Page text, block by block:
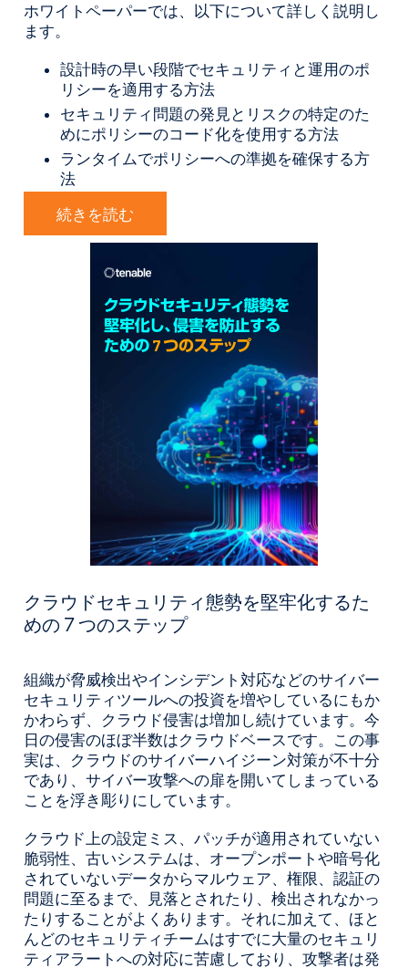
ホワイトペーパーでは、以下について詳しく説明し
ます。
設計時の早い段階でセキュリティと運用のポ
リシーを適用する方法
セキュリティ問題の発見とリスクの特定のた
めにポリシーのコード化を使用する方法
ランタイムでポリシーへの準拠を確保する方
法
続きを読む
クラウドセキュリティ態勢を堅牢化するた
めの 7 つのステップ
組織が脅威検出やインシデント対応などのサイバー
セキュリティツールへの投資を増やしているにもか
かわらず、クラウド侵害は増加し続けています。今
日の侵害のほぼ半数はクラウドベースです。この事
実は、クラウドのサイバーハイジーン対策が不十分
であり、サイバー攻撃への扉を開いてしまっている
ことを浮き彫りにしています。
クラウド上の設定ミス、パッチが適用されていない
脆弱性、古いシステムは、オープンポートや暗号化
されていないデータからマルウェア、権限、認証の
問題に至るまで、見落とされたり、検出されなかっ
たりすることがよくあります。それに加えて、ほと
んどのセキュリティチームはすでに大量のセキュリ
ティアラートへの対応に苦慮しており、攻撃者は発